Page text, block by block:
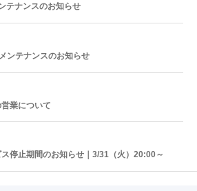
テナンスのお知らせ
ンテナンスのお知らせ
業について
停止期間のお知らせ｜3/31（火）20:00～